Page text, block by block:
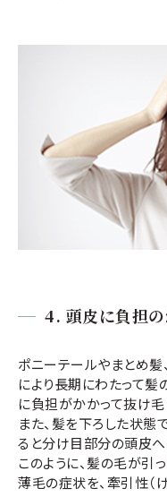
4. 頭皮に負担
ポニーテールやまとめ髪
により長期にわたって髪
に負担がかかって抜け毛
また、髪を下ろした状態
ると分け目部分の頭皮
このように、髪の毛が引
薄毛の症状を、牽引性（